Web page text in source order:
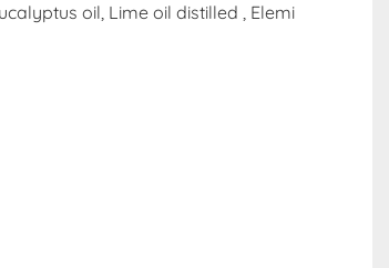
oil, Lime oil distilled , Elemi